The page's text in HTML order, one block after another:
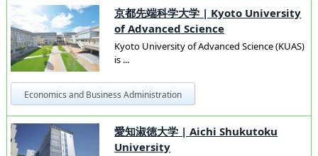
京都先端科学大学 | Kyoto University
of Advanced Science
Kyoto University of Advanced Science (KUAS)
is ...
Economics and Business Administration
愛知淑徳大学 |Aichi Shukutoku
University